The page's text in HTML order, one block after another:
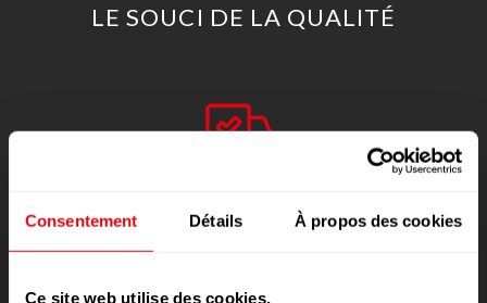
Consentement Détails À propos des cookies
Ce site web utilise des cookies.
LE SOUCI DE LA QUALITÉ
Traçabilité